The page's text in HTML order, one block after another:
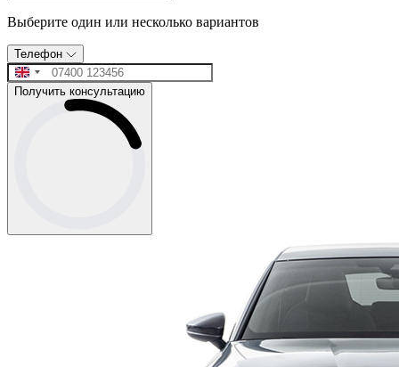
Выберите один или несколько вариантов
Телефон
Получить консультацию